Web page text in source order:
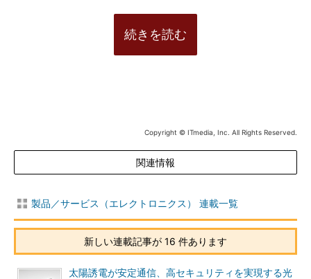
続きを読む
Copyright © ITmedia, Inc. All Rights Reserved.
関連情報
製品／サービス（エレクトロニクス） 連載一覧
新しい連載記事が 16 件あります
太陽誘電が安定通信、高セキュリティを実現する光